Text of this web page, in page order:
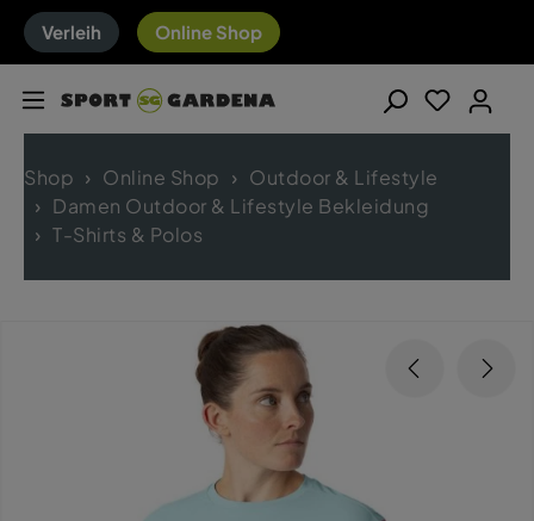
Verleih Online Shop
Shop Online Shop
Outdoor & Lifestyle
Damen Outdoor & Lifestyle Bekleidung
T-Shirts & Polos